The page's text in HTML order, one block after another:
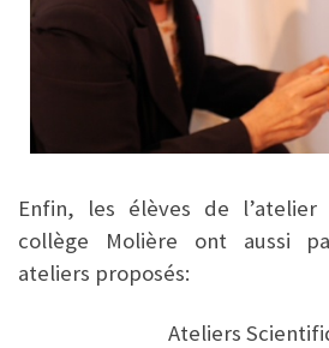
Enfin, les élèves de l’atelier
collège Molière ont aussi
ateliers proposés:
Ateliers